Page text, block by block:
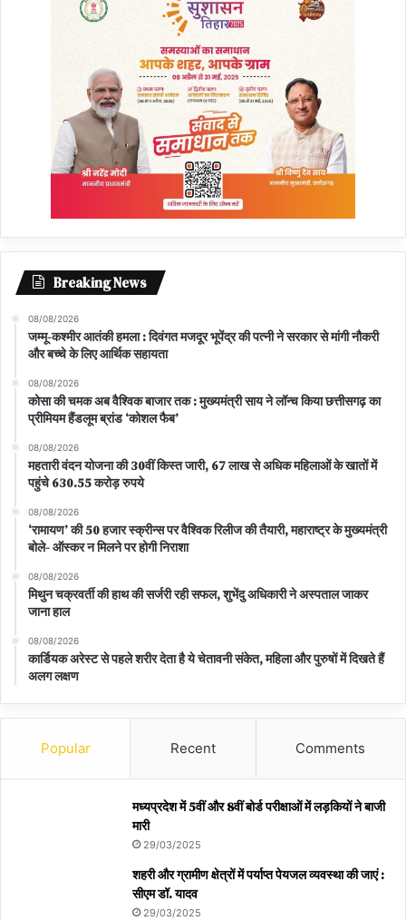
Breaking News
08/08/2026
जम्मू-कश्मीर आतंकी हमला : दिवंगत मजदूर भूपेंद्र की पत्नी ने सरकार से मांगी नौकरी
और बच्चे के लिए आर्थिक सहायता
08/08/2026
कोसा की चमक अब वैश्विक बाजार तक : मुख्यमंत्री साय ने लॉन्च किया छत्तीसगढ़ का
प्रीमियम हैंडलूम ब्रांड ‘कोशल फैब’
08/08/2026
महतारी वंदन योजना की 30वीं किस्त जारी, 67 लाख से अधिक महिलाओं के खातों में
पहुंचे 630.55 करोड़ रुपये
08/08/2026
‘रामायण’ की 50 हजार स्क्रीन्स पर वैश्विक रिलीज की तैयारी, महाराष्ट्र के मुख्यमंत्री
बोले- ऑस्कर न मिलने पर होगी निराशा
08/08/2026
मिथुन चक्रवर्ती की हाथ की सर्जरी रही सफल, शुभेंदु अधिकारी ने अस्पताल जाकर
जाना हाल
08/08/2026
कार्डियक अरेस्ट से पहले शरीर देता है ये चेतावनी संकेत, महिला और पुरुषों में दिखते हैं
अलग लक्षण
Popular Recent Comments
मध्यप्रदेश में 5वीं और 8वीं बोर्ड परीक्षाओं में लड़कियों ने बाजी
मारी
29/03/2025
शहरी और ग्रामीण क्षेत्रों में पर्याप्त पेयजल व्यवस्था की जाएं :
सीएम डॉ. यादव
29/03/2025